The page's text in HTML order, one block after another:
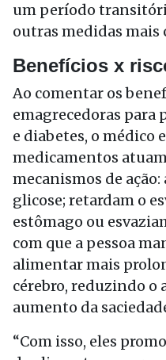
um período
outras medidas mais
Benefícios x
Ao comentar os
emagrecedoras para
e diabetes, o médico
medicamentos
mecanismos de
glicose; retardam o
estômago ou
com que a pessoa
alimentar mais
cérebro, reduzindo o
aumento da
“Com isso, eles